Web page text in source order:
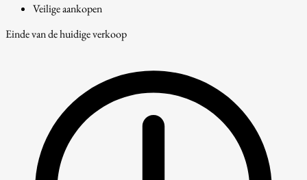
Veilige aankopen
Einde van de huidige verkoop